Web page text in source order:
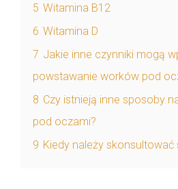
5 Witamina B12
6 Witamina D
7 Jakie inne czynniki mogą
powstawanie worków pod
8 Czy istnieją inne sposoby
pod oczami?
9 Kiedy należy skonsultować